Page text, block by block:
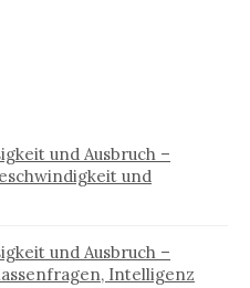
und Ausbruch –
und
und Ausbruch –
Intelligenz